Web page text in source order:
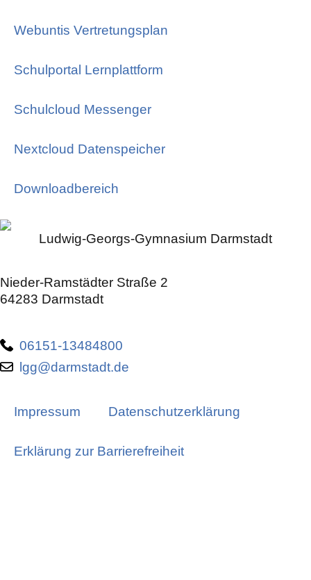
Ludwig-Georgs-Gymnasium Darmstadt
Nieder-Ramstädter Straße 2
64283 Darmstadt
06151-13484800
lgg@darmstadt.de
Impressum Datenschutzerklärung
Erklärung zur Barrierefreiheit
Webuntis Vertretungsplan
Schulportal Lernplattform
Schulcloud Messenger
Nextcloud Datenspeicher
Downloadbereich